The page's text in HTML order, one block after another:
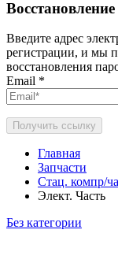
Введите адрес
регистрации, и мы
восстановления
Email *
Получить ссылку
Главная
Запчасти
Стац. компр/
Элект. Часть
Без категории